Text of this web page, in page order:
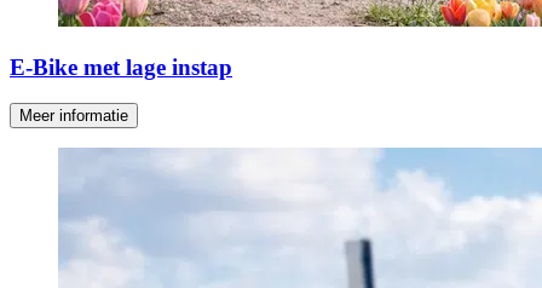
E-Bike met lage instap
Meer informatie